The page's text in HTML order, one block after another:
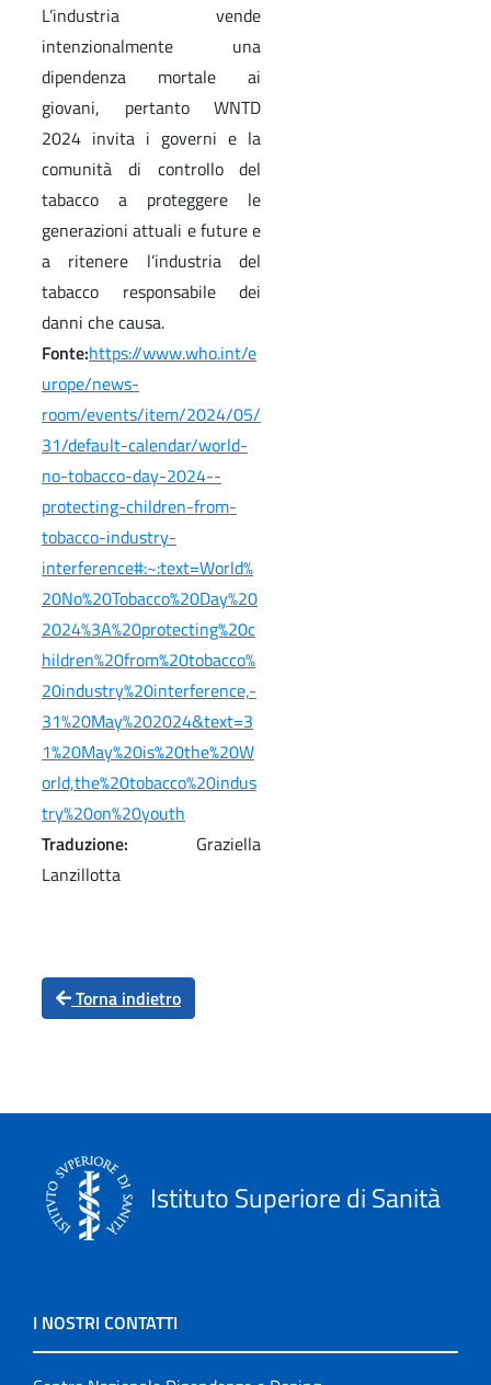
L’industria vende
intenzionalmente una
dipendenza mortale ai
giovani, pertanto WNTD
2024 invita i governi e la
comunità di controllo del
tabacco a proteggere le
generazioni attuali e future e
a ritenere l’industria del
tabacco responsabile dei
danni che causa.
Fonte:https://www.who.int/e
urope/news-
room/events/item/2024/05/
31/default-calendar/world-
no-tobacco-day-2024--
protecting-children-from-
tobacco-industry-
interference#:~:text=World%
20No%20Tobacco%20Day%20
2024%3A%20protecting%20c
hildren%20from%20tobacco%
20industry%20interference,-
31%20May%202024&text=3
1%20May%20is%20the%20W
orld,the%20tobacco%20indus
try%20on%20youth
Traduzione: Graziella
Lanzillotta
Torna indietro
Istituto Superiore di Sanità
I NOSTRI CONTATTI